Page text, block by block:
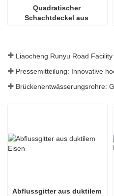
Quadratischer
Schachtdeckel aus
Abflussgitter aus duktilem